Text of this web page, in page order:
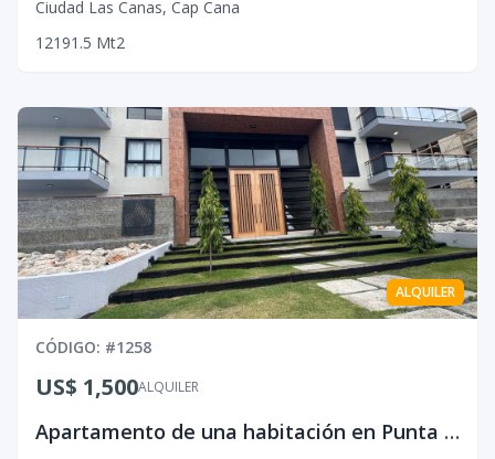
Ciudad Las Canas, Cap Cana
1 2191.5 Mt2
ALQUILER
CÓDIGO: #1258
ALQUILER
US$ 1,500
Apartamento de una habitación en Punta Cana Village